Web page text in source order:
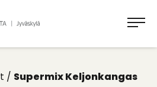
/ Supermix Keljonkangas